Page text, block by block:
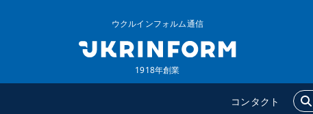
ウクルインフォルム通信
1918年創業
コンタクト